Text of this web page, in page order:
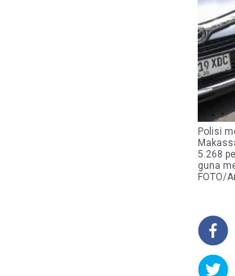
Polisi
5.268
guna
FOTO/